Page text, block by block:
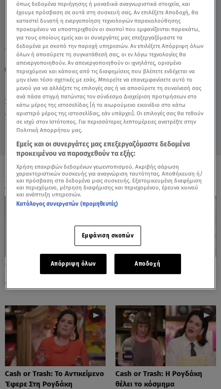
Σάββατο 8 Αυγούστου 2026
29.02.24, 22:40 MEDIA
TAGS: MASTERCHEF 2024 MASTERCHEF 8 MASTERCHEF
MASTERCHEF ΓΕΩΡΓΙΑ
ΟΛΑ ΤΑ ΒΙΝΤΕΟ
Cash or Trash: Η Μάρω
Κοντού Δημοπράτησε Πίνακά
Της!
Cash or Trash: Το Αντικείμενο
Που Ενθουσίασε Τη Χιωτίνη
Cash or Trash: Το Αντικείμενο
Έφερε Στη Ρογδάκη
Cash or Trash: Η Ρογδάκη
θέλει το κόσμημα
όπως δεδομένα περιήγησης ή μοναδικά αναγνωριστικά στοιχεία, και
έχουμε πρόσβαση σε αυτά στη συσκευή σας. Αν επιλέξετε Αποδοχή, θα
καταστεί δυνατή η ενεργοποίηση τεχνολογιών παρακολούθησης
προκειμένου να υποστηριχθούν οι σκοποί που εμφανίζονται παρακάτω,
για τους οποίους εμείς και οι συνεργάτες μας επεξεργαζόμαστε τα
δεδομένα με σκοπό την παροχή υπηρεσιών. Αν επιλέξετε Απόρριψη όλων
όλων ή αποσύρετε τη συγκατάθεσή σας, οι εν λόγω τεχνολογίες θα
απενεργοποιηθούν. Αν απενεργοποιηθούν οι ιχνηλάτες, ορισμένο
περιεχόμενο και κάποιες από τις διαφημίσεις που βλέπετε ενδέχεται να
μην είναι τόσο σχετικές με εσάς. Μπορείτε να επανεμφανίσετε αυτό το
μενού για να αλλάξετε τις επιλογές σας ή να αποσύρετε τη συναίνεσή σας
ανά πάσα στιγμή πατώντας τον σύνδεσμο Διαχείριση προτιμήσεων στο
κάτω μέρος της ιστοσελίδας [ή το αιωρούμενο εικονίδιο στο κάτω
αριστερό μέρος της ιστοσελίδας, εάν υπάρχει]. Οι επιλογές σας θα τεθούν
σε ισχύ στον Ιστότοπος. Για περισσότερες λεπτομέρειες ανατρέξτε στην
Πολιτική Απορρήτου μας.
Εμείς και οι συνεργάτες μας επεξεργαζόμαστε δεδομένα
προκειμένου να παρασχεθούν τα εξής:
Χρήση επακριβών δεδομένων γεωεντοπισμού. Ακριβής σάρωση
χαρακτηριστικών συσκευής για αναγνώριση ταυτότητας. Αποθήκευση ή/
και πρόσβαση στα δεδομένα μιας συσκευής. Εξατομικευμένη διαφήμιση
και περιεχόμενο, μέτρηση διαφήμισης και περιεχομένου, έρευνα κοινού
και ανάπτυξη υπηρεσιών.
Κατάλογος συνεργατών (προμηθευτές)
Εμφάνιση σκοπών
Απόρριψη όλων Αποδοχή